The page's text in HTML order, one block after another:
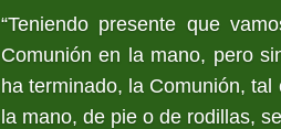
“Teniendo presente que
Comunión en la mano, pero
ha terminado, la Comunión,
la mano, de pie o de rodillas,